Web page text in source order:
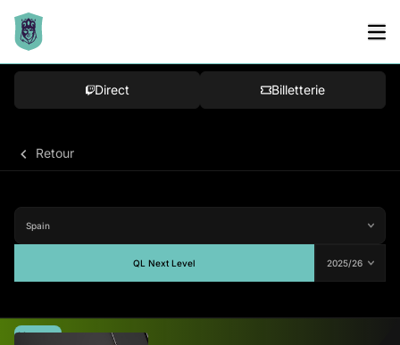
Direct Billetterie
Retour
QL Next Level
Moyenne